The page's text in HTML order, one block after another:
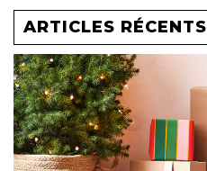
ARTICLES RÉCENTS